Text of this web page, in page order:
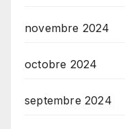
novembre 2024
octobre 2024
septembre 2024